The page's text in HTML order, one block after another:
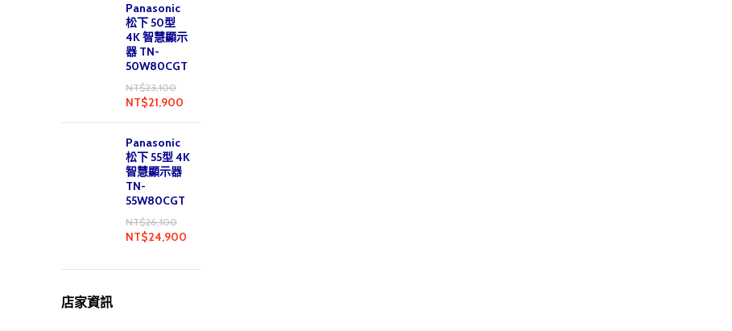
Panasonic
松下 50型
4K 智慧顯示
器 TN-
50W80CGT
NT$23,100
NT$21,900
Panasonic
松下 55型 4K
智慧顯示器
TN-
55W80CGT
NT$26,100
NT$24,900
店家資訊